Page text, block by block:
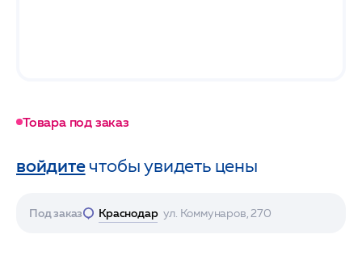
Товара под заказ
войдитечтобы увидеть цены
Под заказ Краснодар ул. Коммунаров, 270